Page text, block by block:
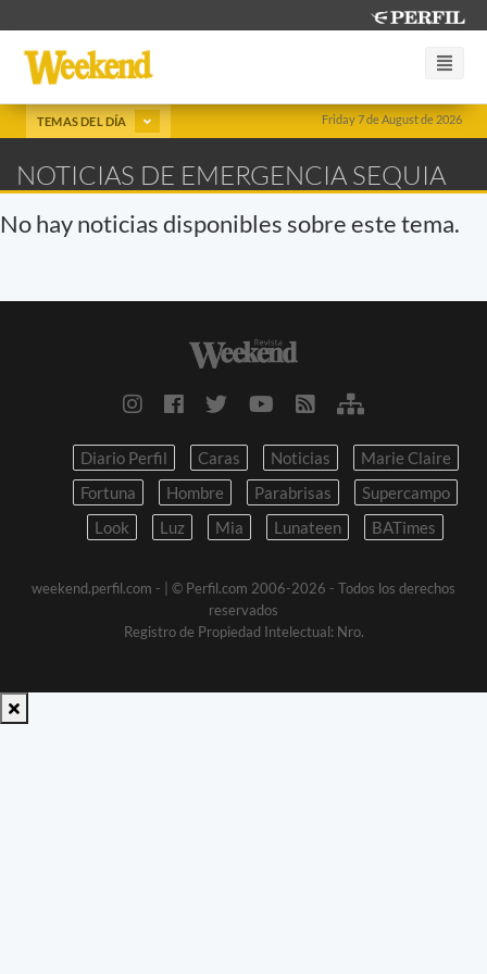
Friday 7 de August de 2026
TEMAS DEL DÍA
NOTICIAS DE EMERGENCIA SEQUIA
No hay noticias disponibles sobre este tema.
Diario Perfil Caras Noticias
Marie Claire
Fortuna
Hombre Parabrisas
Supercampo
Look
Luz Mia Lunateen BATimes
weekend.perfil.com -
| © Perfil.com 2006-2026 - Todos los derechos
reservados
Registro de Propiedad Intelectual: Nro.